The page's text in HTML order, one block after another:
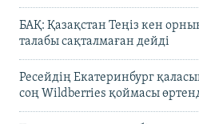
БАҚ: Қазақстан Теңіз кен
талабы сақталмаған дейді
Ресейдің Екатеринбург
соң Wildberries қоймасы